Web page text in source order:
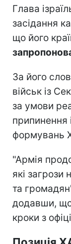
Глава
засідання
що його
За його
військ із
за умови
припинення
формувань
"Армія
які загрози
та
додавши, що
кроки з